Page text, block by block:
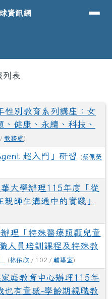
等學校全球資
資訊網
列表
性別教育系列講座：女
健康、永續、科技、
教務處)
超入門」研習 (蔡佩熒
華大學辦理115年度「從
師生溝通中的實踐」
理「特殊醫療照顧兒童
人員培訓課程及特殊教
(林佑欣 / 102 / 輔導室)
庭教育中心辦理115年
也有童感-學齡期親職教